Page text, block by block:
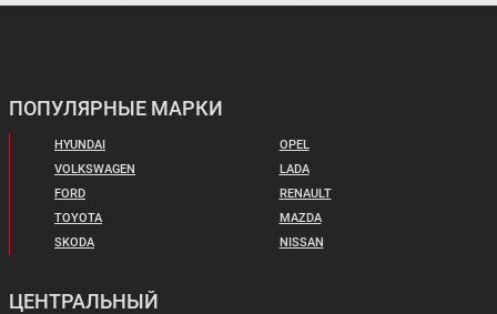
ПОПУЛЯРНЫЕ МАРКИ
HYUNDAI
VOLKSWAGEN
FORD
TOYOTA
SKODA
OPEL
LADA
RENAULT
MAZDA
NISSAN
ЦЕНТРАЛЬНЫЙ